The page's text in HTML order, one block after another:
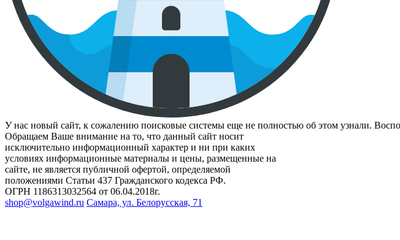
У нас новый сайт, к сожалению поисковые системы еще не полностью об этом узнали.
Обращаем Ваше внимание на то, что данный сайт носит
исключительно информационный характер и ни при каких
условиях информационные материалы и цены, размещенные на
сайте, не является публичной офертой, определяемой
положениями Статьи 437 Гражданского кодекса РФ.
ОГРН 1186313032564 от 06.04.2018г.
shop@volgawind.ru Самара, ул. Белорусская, 71